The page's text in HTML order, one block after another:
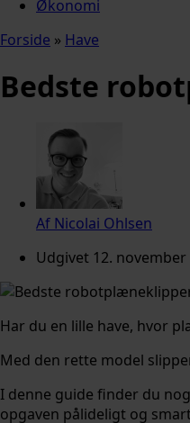
Økonomi
Forside » Have
Bedste
Af Nicolai Ohlsen
Udgivet 12. november
Har du en lille have, hvor
Med den rette model
I denne guide finder du
opgaven pålideligt og